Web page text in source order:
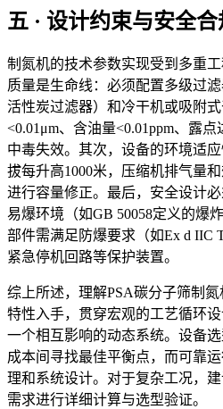
五 · 设计约束与安全
制氮机的技术参数实现受到多重
质量是生命线：必须配置多级过
活性炭过滤器）和冷干机或吸附
<0.01μm、含油量<0.01ppm、露
中毒失效。其次，设备的环境适
拔每升高1000米，压缩机排气量
进行容量修正。最后，安全设计
易爆环境（如GB 50058定义的爆
部件需满足防爆要求（如Ex d IIC
紧急停机回路等保护装置。
综上所述，理解PSA碳分子筛制
特性入手，贯穿宏观的工艺循环
一个相互影响的动态系统。设备
成本间寻找最佳平衡点，而可靠
理和系统设计。对于复杂工况，
需求进行详细计算与选型验证。